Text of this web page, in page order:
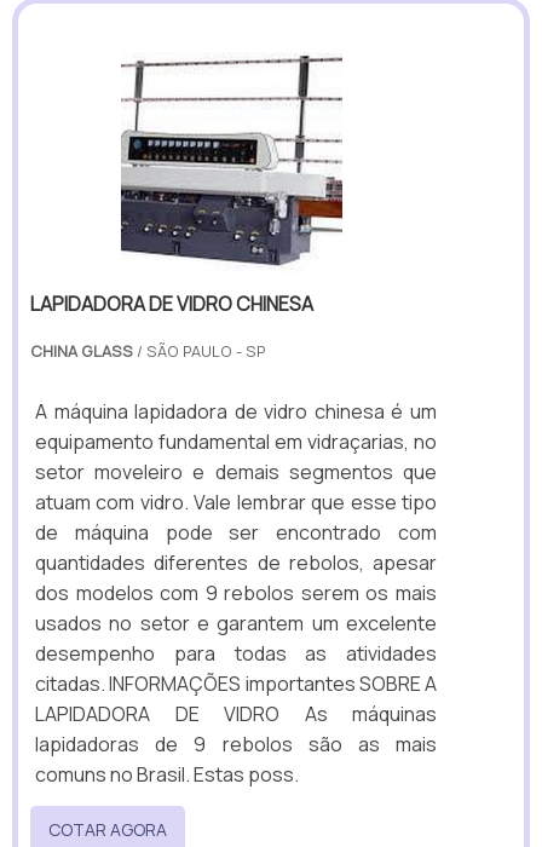
LAPIDADORA DE VIDRO CHINESA
CHINA GLASS / SÃO PAULO - SP
A máquina lapidadora de vidro chinesa é um
equipamento fundamental em vidraçarias, no
setor moveleiro e demais segmentos que
atuam com vidro. Vale lembrar que esse tipo
de máquina pode ser encontrado com
quantidades diferentes de rebolos, apesar
dos modelos com 9 rebolos serem os mais
usados no setor e garantem um excelente
desempenho para todas as atividades
citadas. INFORMAÇÕES importantes SOBRE A
LAPIDADORA DE VIDRO As máquinas
lapidadoras de 9 rebolos são as mais
comuns no Brasil. Estas poss.
COTAR AGORA